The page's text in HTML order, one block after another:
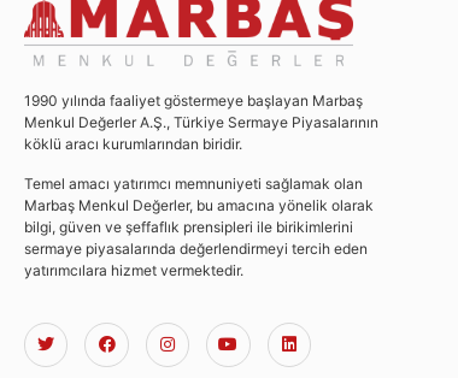
1990 yılında faaliyet göstermeye başlayan Marbaş
Menkul Değerler A.Ş., Türkiye Sermaye Piyasalarının
köklü aracı kurumlarından biridir.
Temel amacı yatırımcı memnuniyeti sağlamak olan
Marbaş Menkul Değerler, bu amacına yönelik olarak
bilgi, güven ve şeffaflık prensipleri ile birikimlerini
sermaye piyasalarında değerlendirmeyi tercih eden
yatırımcılara hizmet vermektedir.